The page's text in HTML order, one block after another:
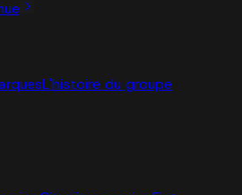
L'histoire du groupe